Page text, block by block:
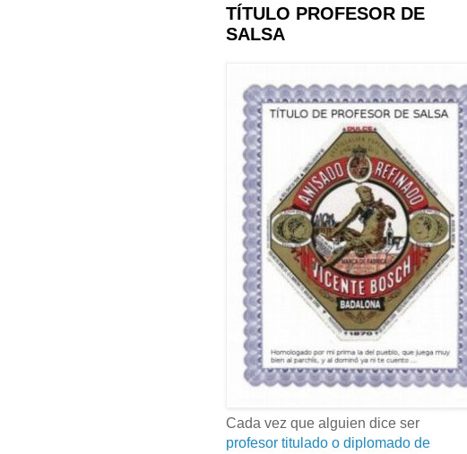
TÍTULO PROFESOR DE
SALSA
Cada vez que alguien dice ser
profesor titulado o diplomado de